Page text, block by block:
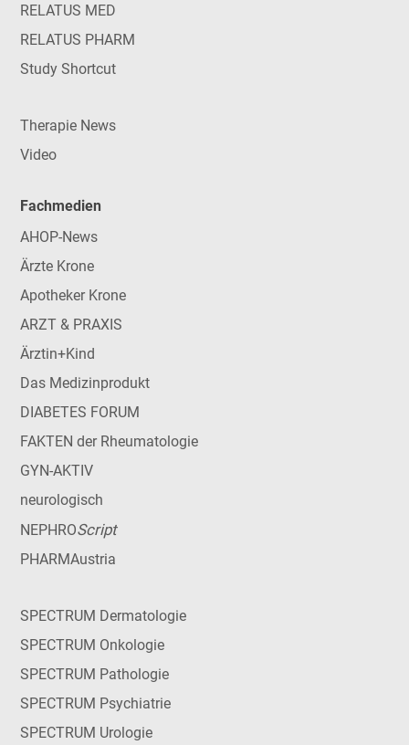
RELATUS MED
RELATUS PHARM
Study Shortcut
Therapie News
Video
Fachmedien
AHOP-News
Ärzte Krone
Apotheker Krone
ARZT & PRAXIS
Ärztin+Kind
Das Medizinprodukt
DIABETES FORUM
FAKTEN der Rheumatologie
GYN-AKTIV
neurologisch
NEPHROScript
PHARMAustria
SPECTRUM Dermatologie
SPECTRUM Onkologie
SPECTRUM Pathologie
SPECTRUM Psychiatrie
SPECTRUM Urologie